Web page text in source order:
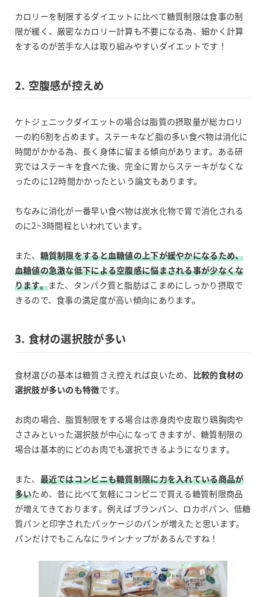
カロリーを制限するダイエットに比べて糖質制限は食事の制
限が緩く、厳密なカロリー計算も不要になる為、細かく計算
をするのが苦手な人は取り組みやすいダイエットです！
2. 空腹感が控えめ
ケトジェニックダイエットの場合は脂質の摂取量が総カロリ
ーの約6割を占めます。ステーキなど脂の多い食べ物は消化に
時間がかかる為、長く身体に留まる傾向があります。ある研
究ではステーキを食べた後、完全に胃からステーキがなくな
ったのに12時間かかったという論文もあります。
ちなみに消化が一番早い食べ物は炭水化物で胃で消化される
のに2~3時間程といわれています。
また、 糖質制限をすると血糖値の上下が緩やかになるため、
血糖値の急激な低下による空腹感に悩まされる事が少なくな
ります。また、タンパク質と脂肪はこまめにしっかり摂取で
きるので、食事の満足度が高い傾向にあります。
3. 食材の選択肢が多い
食材選びの基本は糖質さえ控えれば良いため、
比較的食材の
選択肢が多いのも特徴です。
お肉の場合、脂質制限をする場合は赤身肉や皮取り鶏胸肉や
ささみといった選択肢が中心になってきますが、糖質制限の
場合は基本的にどのお肉でも選択できるようになります。
また、 最近ではコンビニも糖質制限に力を入れている商品が
多いため、昔に比べて気軽にコンビニで買える糖質制限商品
が増えてきております。例えばブランパン、ロカボパン、低糖
質パンと印字されたパッケージのパンが増えたと思います。
パンだけでもこんなにラインナップがあるんですね！